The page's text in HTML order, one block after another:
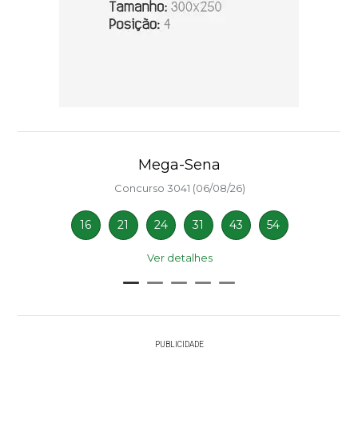
Mega-Sena
Concurso 3041 (06/08/26)
16 21 24 31 43 54
Ver detalhes
PUBLICIDADE